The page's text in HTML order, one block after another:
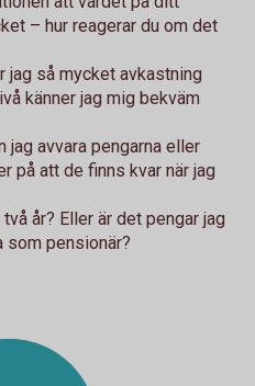
– hur reagerar du om det
så mycket avkastning
känner jag mig bekväm
jag avvara pengarna eller
på att de finns kvar när jag
år? Eller är det pengar jag
som pensionär?